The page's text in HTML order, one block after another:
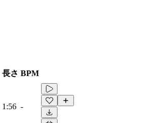
長さ BPM
1:56 -